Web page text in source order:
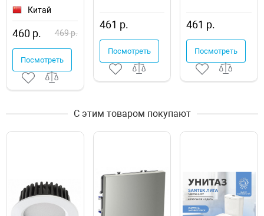
D-Lin D201121
Китай
460 р. 469 р.
Посмотреть
461 р.
Посмотреть
461 р.
Посмотреть
С этим товаром покупают